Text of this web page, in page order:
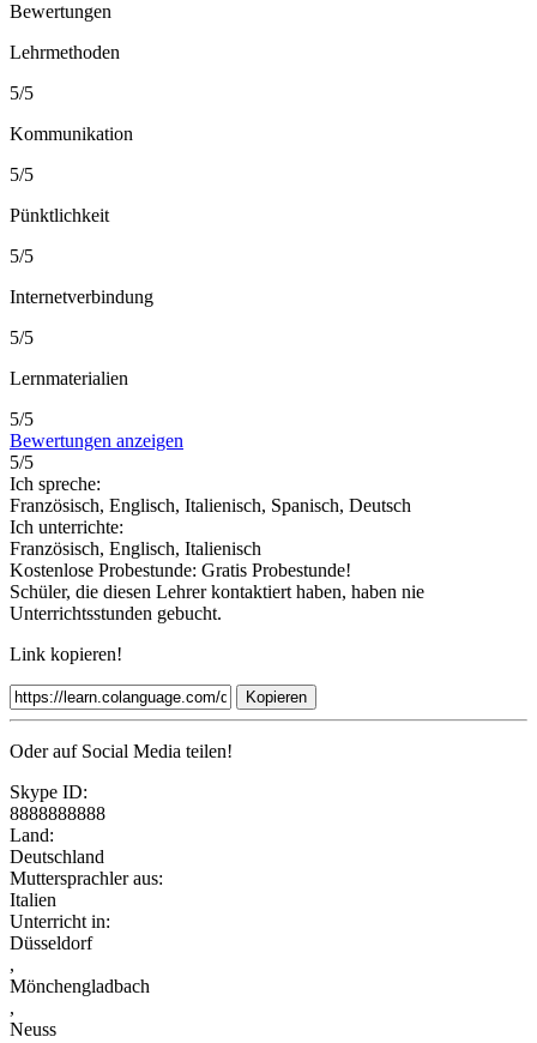
Bewertungen
Lehrmethoden
5/5
Kommunikation
5/5
Pünktlichkeit
5/5
Internetverbindung
5/5
Lernmaterialien
5/5
Bewertungen anzeigen
5/5
Ich spreche:
Französisch, Englisch, Italienisch, Spanisch, Deutsch
Ich unterrichte:
Französisch, Englisch, Italienisch
Kostenlose Probestunde: Gratis Probestunde!
Schüler, die diesen Lehrer kontaktiert haben, haben nie
Unterrichtsstunden gebucht.
Link kopieren!
Kopieren
Oder auf Social Media teilen!
Skype ID:
8888888888
Land:
Deutschland
Muttersprachler aus:
Italien
Unterricht in:
Düsseldorf
,
Mönchengladbach
,
Neuss